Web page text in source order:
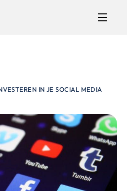
IN JE SOCIAL MEDIA